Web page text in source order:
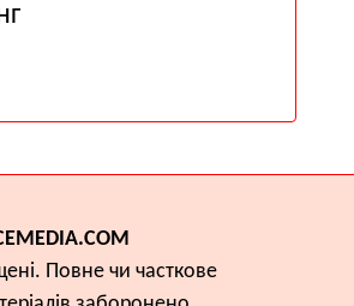
Повне чи часткове